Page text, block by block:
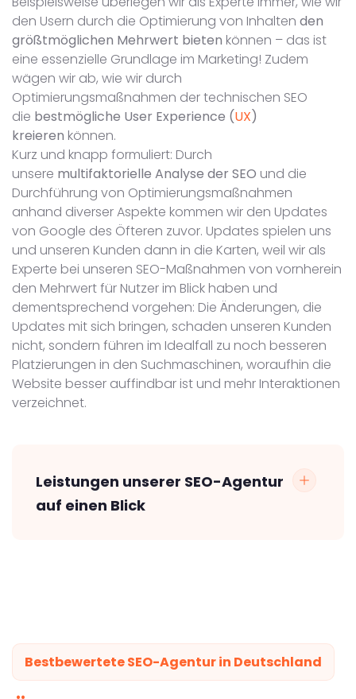
den Usern durch die Optimierung von Inhalten den
größtmöglichen Mehrwert bieten können – das ist
eine essenzielle Grundlage im Marketing! Zudem
wägen wir ab, wie wir durch
Optimierungsmaßnahmen der technischen SEO
die bestmögliche User Experience (UX)
kreieren können.
Kurz und knapp formuliert: Durch
unsere multifaktorielle Analyse der SEO und die
Durchführung von Optimierungsmaßnahmen
anhand diverser Aspekte kommen wir den Updates
von Google des Öfteren zuvor. Updates spielen uns
und unseren Kunden dann in die Karten, weil wir als
Experte bei unseren SEO-Maßnahmen von vornherein
den Mehrwert für Nutzer im Blick haben und
dementsprechend vorgehen: Die Änderungen, die
Updates mit sich bringen, schaden unseren Kunden
nicht, sondern führen im Idealfall zu noch besseren
Platzierungen in den Suchmaschinen, woraufhin die
Website besser auffindbar ist und mehr Interaktionen
verzeichnet.
Leistungen unserer SEO-Agentur
auf einen Blick
Bestbewertete SEO-Agentur in Deutschland